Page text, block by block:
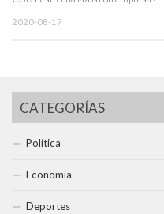
2020-08-17
CATEGORÍAS
Política
Economía
Deportes